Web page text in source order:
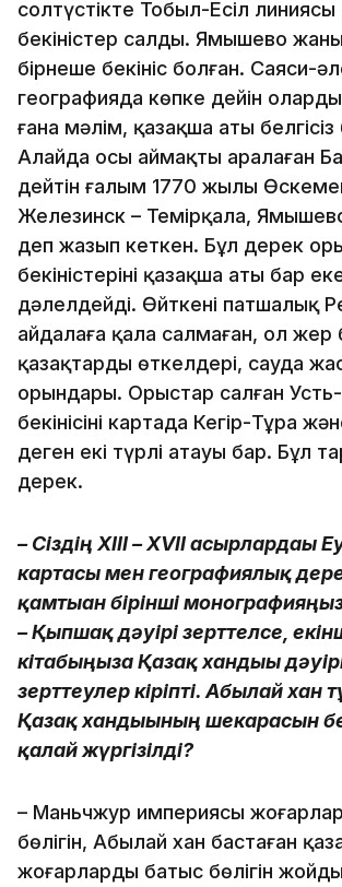
солтүстікте Тобыл-Есіл линиясы
бекіністер салды. Ямышево
бірнеше бекініс болған. Саяси-
географияда көпке дейін
ғана мәлім, қазақша аты
Алайда осы аймақты аралаған
дейтін ғалым 1770 жылы
Железинск – Темірқала,
деп жазып кеткен. Бұл дерек
бекіністерінің қазақша аты бар
дәлелдейді. Өйткені патшалық
айдалаға қала салмаған, ол жер
қазақтардың өткелдері, сауда
орындары. Орыстар салған
бекінісінің картада Кеңгір-Тұра
деген екі түрлі атауы бар. Бұл
дерек.
– Сіздің ХІІІ – XVІІ ғасырлардағы
картасы мен географиялық
қамтыған бірінші
– Қыпшақ дәуірі зерттелсе,
кітабыңызға Қазақ хан­­дығы
зерттеулер кіріпті. Абылай хан
Қазақ ханды­­ғының шекарасын
қалай жүргізілді?
– Маньчжур империясы
бөлігін, Абылай хан бастаған
жоң­ғарлардың батыс бөлігін